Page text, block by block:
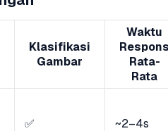
Klasifikasi
Gambar
Waktu
Rata-
Rata
✅ ~2–4s